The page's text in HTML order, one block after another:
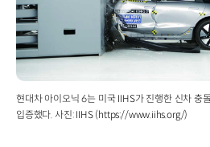
현대차 아이오닉 6는 미국 IIHS가 진행한 신차 충
입증했다. 사진: IIHS (https://www.iihs.org/)